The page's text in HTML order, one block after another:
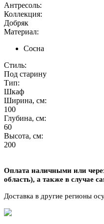
Антресоль:
Коллекция:
Добряк
Материал:
Сосна
Стиль:
Под старину
Тип:
Шкаф
Ширина, см:
100
Глубина, см:
60
Высота, см:
200
Оплата наличными или
область), а также в случае
Доставка в другие регионы